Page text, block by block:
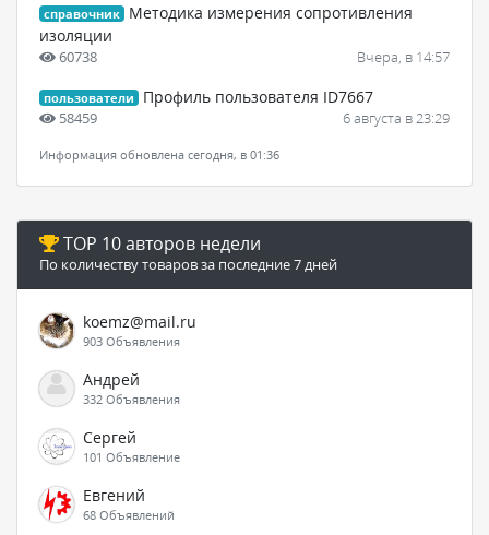
справочник
Методика измерения сопротивления
изоляции
60738 Вчера, в 14:57
пользователи Профиль пользователя ID7667
58459 6 августа в 23:29
Информация обновлена сегодня, в 01:36
TOP 10 авторов недели
По количеству товаров за последние 7 дней
koemz@mail.ru
903 Объявления
Андрей
332 Объявления
Сергей
101 Объявление
Евгений
68 Объявлений